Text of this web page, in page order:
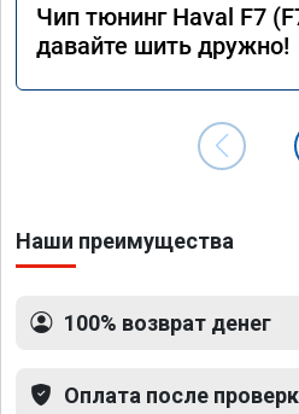
Чип тюнинг Haval F7
давайте шить дружно!
Наши преимущества
100% возврат денег
Оплата после